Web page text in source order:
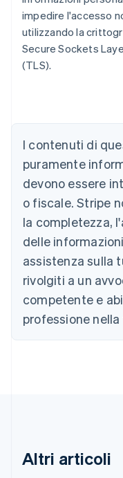
impedire l'accesso
utilizzando la
Secure Sockets
(TLS).
I contenuti di
puramente
devono essere
o fiscale. Stripe
la completezza,
delle
assistenza sulla
rivolgiti a un
competente e
professione
Altri articoli
Austria
Belgio
Nederlands Français
Brasile
Português English
Bulgaria
English
Canada
EnglishFrançais
Cina continentale
简体中文
Cipro
English
Croazia
Danimarca
Francia